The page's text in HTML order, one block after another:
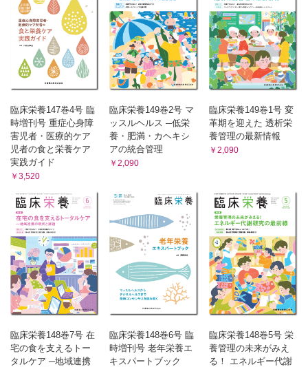
臨床栄養147巻4号 臨
時増刊号 重症心身障
害児者・医療的ケア
児者の食と栄養ケア
実践ガイド
￥3,520
臨床栄養149巻2号 マ
ッスルヘルス ─低栄
養・肥満・カヘキシ
アの統合管理
￥2,090
臨床栄養149巻1号 変
革期を迎えた 透析栄
養管理の最新情報
￥2,090
臨床栄養148巻7号 在
宅の食を支えるトー
タルケア ─地域連携
臨床栄養148巻6号 臨
時増刊号 老年栄養エ
キスパートブック
臨床栄養148巻5号 栄
養管理の未来がみえ
る！ エネルギー代謝